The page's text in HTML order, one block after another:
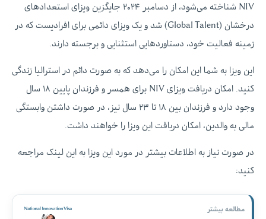
NIV شناخته می‌شود، از دسامبر ۲۰۲۴ جایگزین ویزای استعدادهای
درخشان (Global Talent) شد و یک ویزای دائمی برای افرادیست که در
زمینه فعالیت خود، دستاوردهایی استثنایی و برجسته دارند.
این ویزا به شما این امکان را می‌دهد که به صورت دائم در استرالیا زندگی
کنید. امکان دریافت ویزای NIV برای همسر و فرزندان پایین ۱۸ سال
وجود دارد و فرزندان بین ۱۸ تا ۲۳ سال نیز، در صورت داشتن وابستگی
مالی به والدین، امکان دریافت این ویزا را خواهند داشت.
در صورت نیاز به اطلاعات بیشتر در مورد این ویزا به این لینک مراجعه
کنید:
مطالعه بیشتر